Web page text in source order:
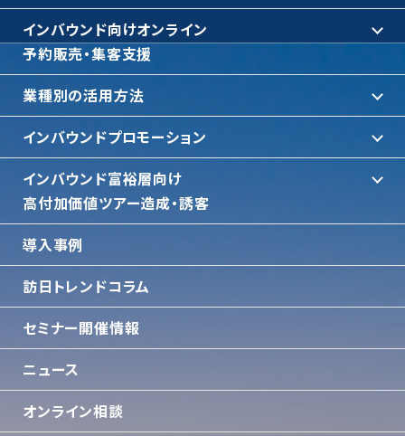
インバウンド向けオンライン
予約販売・集客支援
業種別の活用方法
インバウンドプロモーション
インバウンド富裕層向け
⾼付加価値ツアー造成・誘客
導入事例
訪日トレンドコラム
セミナー開催情報
ニュース
オンライン相談